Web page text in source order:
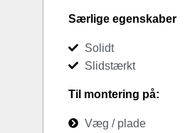
Særlige egenskaber
Solidt
Slidstærkt
Til montering på:
Væg / plade